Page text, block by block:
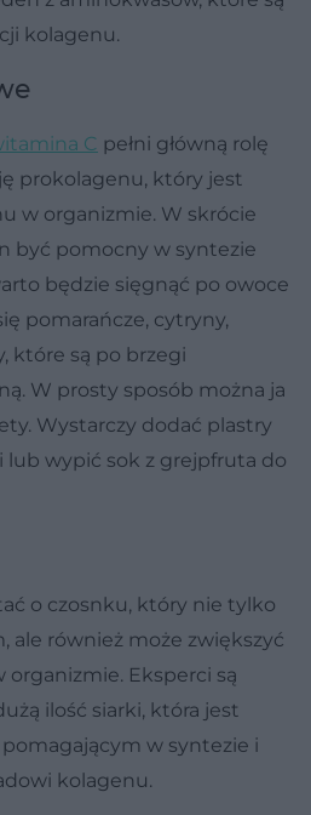
kolagenu.
C pełni główną rolę
prokolagenu, który jest
w organizmie. W skrócie
być pomocny w syntezie
będzie sięgnąć po owoce
pomarańcze, cytryny,
które są po brzegi
W prosty sposób można ja
Wystarczy dodać plastry
lub wypić sok z grejpfruta do
o czosnku, który nie tylko
ale również może zwiększyć
Eksperci są
ilość siarki, która jest
w syntezie i
kolagenu.